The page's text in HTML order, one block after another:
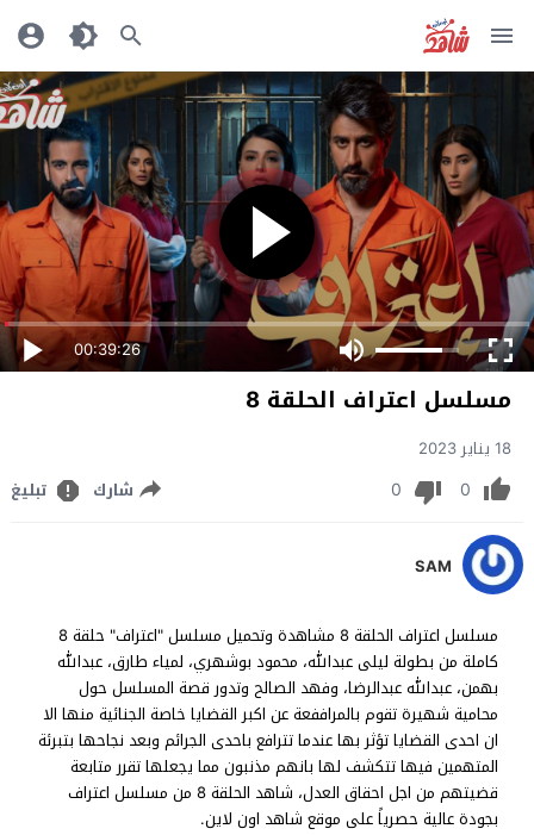
00:39:26
مسلسل اعتراف الحلقة 8
18 يناير 2023
0
0 شارك تبليغ
SAM
مسلسل اعتراف الحلقة 8 مشاهدة وتحميل مسلسل "اعتراف" حلقة 8
كاملة من بطولة ليلى عبدالله، محمود بوشهري، لمياء طارق، عبدالله
بهمن، عبدالله عبدالرضا، وفهد الصالح وتدور قصة المسلسل حول
محامية شهيرة تقوم بالمراففعة عن اكبر القضايا خاصة الجنائية منها الا
ان احدى القضايا تؤثر بها عندما تترافع باحدى الجرائم وبعد نجاحها بتبرئة
المتهمين فيها تتكشف لها بانهم مذنبون مما يجعلها تقرر متابعة
قضيتهم من اجل احقاق العدل، شاهد الحلقة 8 من مسلسل اعتراف
بجودة عالية حصرياً على موقع شاهد اون لاين.